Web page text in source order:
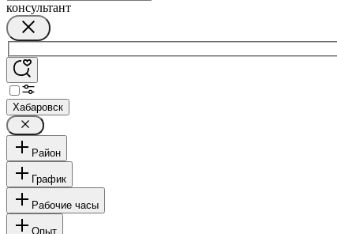
консультант
Хабаровск
Район
График
Рабочие часы
Опыт